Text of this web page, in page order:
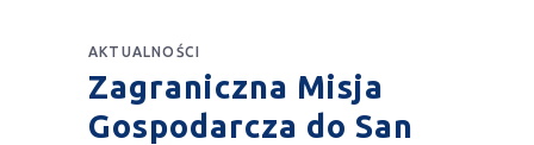
AKTUALNOŚCI
Zagraniczna Misja
Gospodarcza do San